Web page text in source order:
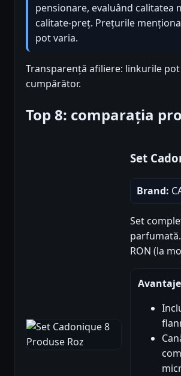
pensionare, evaluând calitatea
calitate-preț. Prețurile
pot varia.
Transparență afiliere: linkurile
cumpărător.
Top 8: comparația
Set
Brand:
Set
RON (la
Avantaje